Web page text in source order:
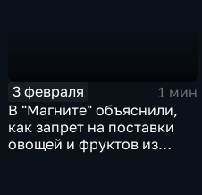
3 февраля
1 мин
В "Магните" объяснили,
как запрет на поставки
овощей и фруктов из